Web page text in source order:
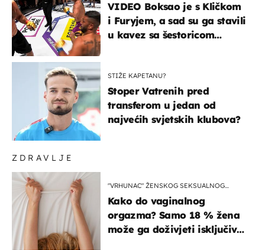
ZDRAVLJE
"VRHUNAC" ŽENSKOG SEKSUALNOG
Kako do vaginalnog
orgazma? Samo 18 % žena
može ga doživjeti isključivo
VIDEO Boksao je s Kličkom
i Furyjem, a sad su ga stavili
u kavez sa šestoricom
STIŽE KAPETANU?
Stoper Vatrenih pred
transferom u jedan od
najvećih svjetskih klubova?